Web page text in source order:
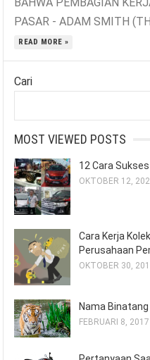
PASAR - ADAM SMITH
READ MORE »
Cari
MOST VIEWED POSTS
12 Cara
OKTOBER 12,
Cara Kerja
Perusahaan
OKTOBER 30,
Nama
FEBRUARI 8, 2017